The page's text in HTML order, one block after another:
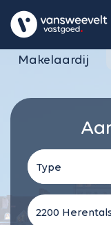
Makelaardij
Type